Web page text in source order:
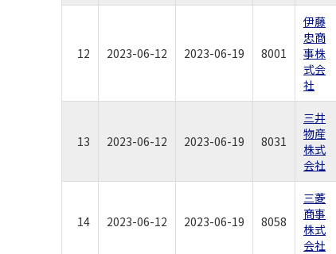
12 2023-06-12 2023-06-19 8001
伊藤
忠商
事株
式会
社
13 2023-06-12 2023-06-19 8031
三井
物産
株式
会社
14 2023-06-12 2023-06-19 8058
三菱
商事
株式
会社